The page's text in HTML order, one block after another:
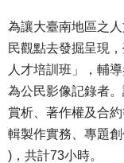
為讓大臺南地區之
民觀點去發掘呈現
人才培訓班」，輔
為公民影像記錄者
賞析、著作權及合
輯製作實務、專題
)，共計73小時。